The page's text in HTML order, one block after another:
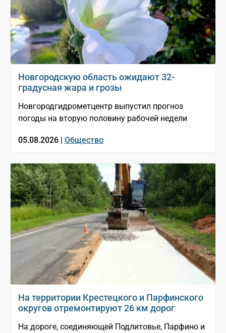
Новгородскую область ожидают 32-
градусная жара и грозы
Новгородгидрометцентр выпустил прогноз
погоды на вторую половину рабочей недели
05.08.2026 | Общество
На территории Крестецкого и Парфинского
округов отремонтируют 26 км дорог
На дороге, соединяющей Подлитовье, Парфино и